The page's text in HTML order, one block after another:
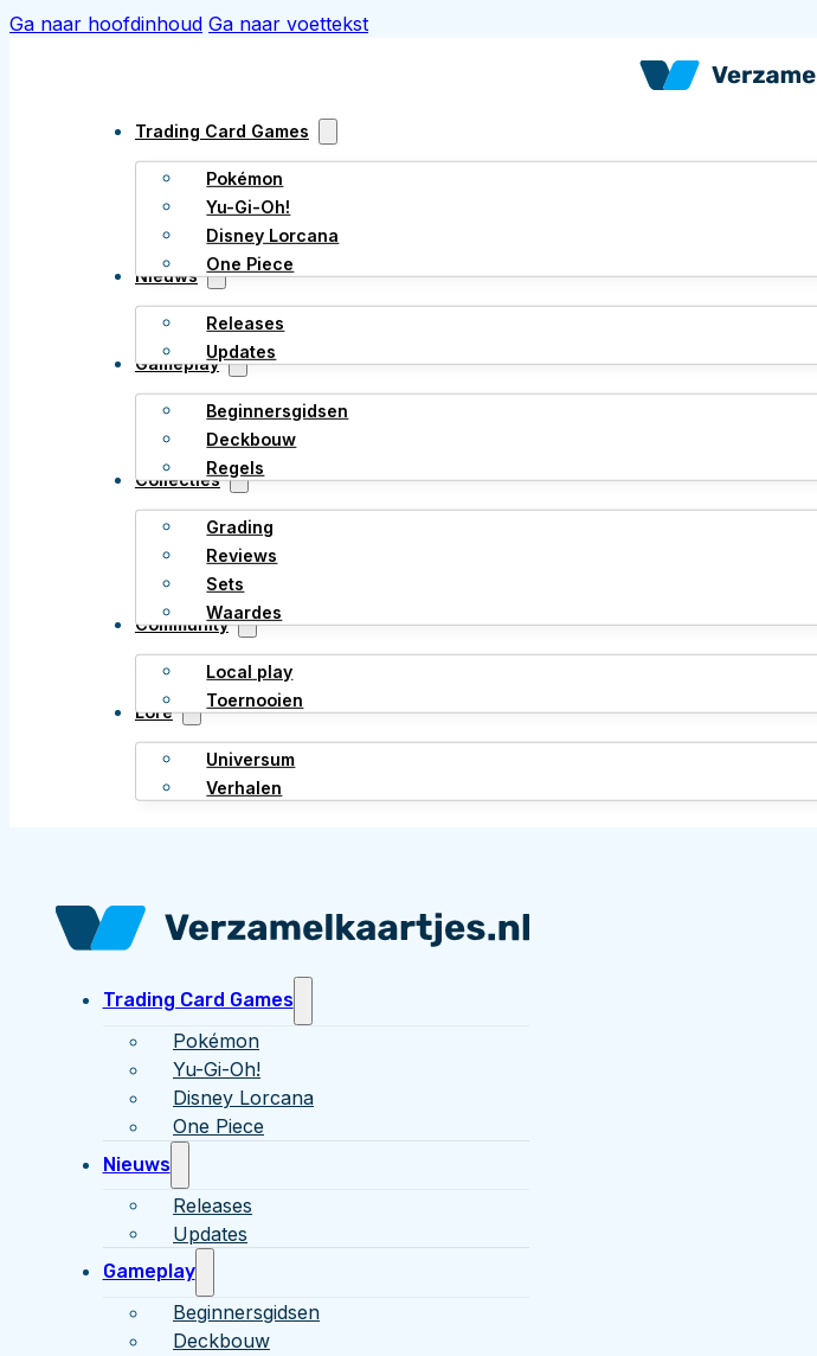
Ga naar hoofdinhoud Ga naar voettekst
Trading Card Games
Pokémon
Yu-Gi-Oh!
Disney Lorcana
One Piece
Nieuws
Releases
Updates
Gameplay
Beginnersgidsen
Deckbouw
Regels
Collecties
Grading
Reviews
Sets
Waardes
Community
Local play
Toernooien
Lore
Universum
Verhalen
Trading Card Games
Pokémon
Yu-Gi-Oh!
Disney Lorcana
One Piece
Nieuws
Releases
Updates
Gameplay
Beginnersgidsen
Deckbouw